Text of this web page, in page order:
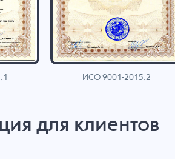
ИСО 9001-2015.2
для клиентов